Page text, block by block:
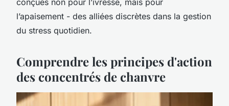
l’apaisement - des alliées discrètes dans la gestion
du stress quotidien.
Comprendre les principes d'action
des concentrés de chanvre